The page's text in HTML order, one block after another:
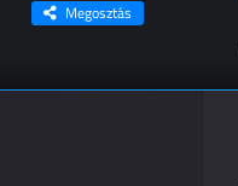
Megosztás